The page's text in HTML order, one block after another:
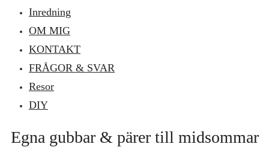
Inredning
OM MIG
KONTAKT
FRÅGOR & SVAR
Resor
DIY
Egna gubbar & pärer till midsommar